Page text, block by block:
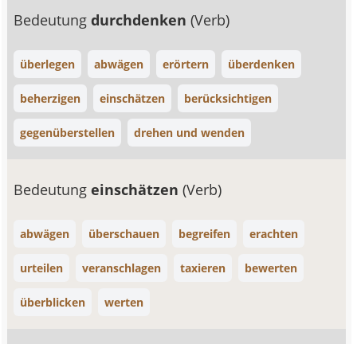
Bedeutungdurchdenken(Verb)
überlegen abwägen erörtern überdenken
beherzigen einschätzen berücksichtigen
gegenüberstellen drehen und wenden
Bedeutungeinschätzen(Verb)
abwägen überschauen begreifen erachten
urteilen veranschlagen taxieren bewerten
überblicken werten